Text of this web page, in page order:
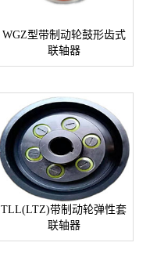
WGZ型带制动轮鼓形齿式
联轴器
TLL(LTZ)带制动轮弹性套
联轴器